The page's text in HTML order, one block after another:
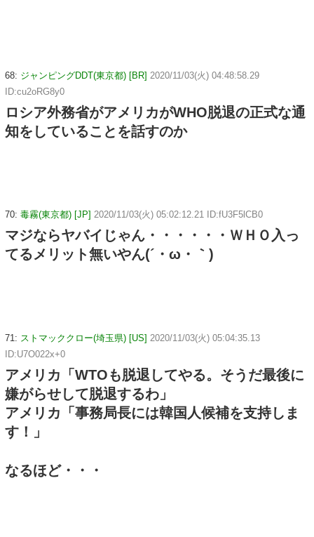
68: ジャンピングDDT(東京都) [BR] 2020/11/03(火) 04:48:58.29
ID:cu2oRG8y0
ロシア外務省がアメリカがWHO脱退の正式な通
知をしていることを話すのか
70: 毒霧(東京都) [JP] 2020/11/03(火) 05:02:12.21 ID:fU3F5lCB0
マジならヤバイじゃん・・・・・・ＷＨＯ入っ
てるメリット無いやん(´・ω・｀)
71: ストマッククロー(埼玉県) [US] 2020/11/03(火) 05:04:35.13
ID:U7O022x+0
アメリカ「WTOも脱退してやる。そうだ最後に
嫌がらせして脱退するわ」
アメリカ「事務局長には韓国人候補を支持しま
す！」
なるほど・・・